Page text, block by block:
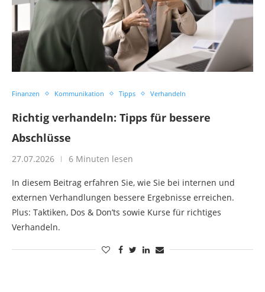
Finanzen Kommunikation Tipps Verhandeln
Richtig verhandeln: Tipps für bessere
Abschlüsse
27.07.2026 6 Minuten lesen
In diesem Beitrag erfahren Sie, wie Sie bei internen und
externen Verhandlungen bessere Ergebnisse erreichen.
Plus: Taktiken, Dos & Don’ts sowie Kurse für richtiges
Verhandeln.